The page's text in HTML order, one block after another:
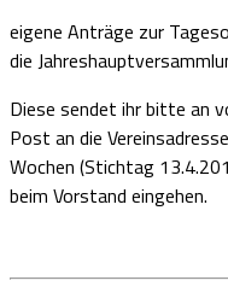
eigene Anträge zur
die
Diese sendet ihr bitte an
Post an die
Wochen (Stichtag
beim Vorstand eingehen.